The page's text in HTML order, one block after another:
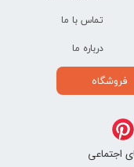
تماس با ما
درباره ما
فروشگاه
اجتماعی